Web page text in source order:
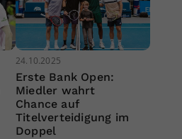
24.10.2025
Erste Bank Open:
Miedler wahrt
Chance auf
Titelverteidigung im
Doppel